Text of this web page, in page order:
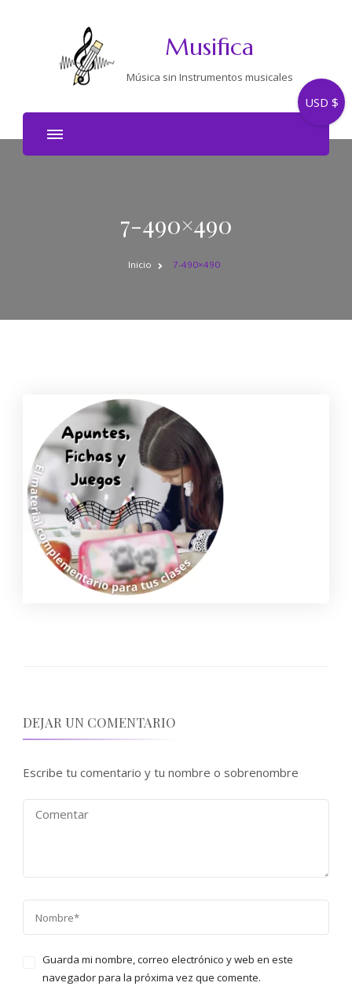
Musifica
Música sin Instrumentos musicales
7-490×490
Inicio 7-490×490
DEJAR UN COMENTARIO
Escribe tu comentario y tu nombre o sobrenombre
Guarda mi nombre, correo electrónico y web en este
navegador para la próxima vez que comente.
USD $